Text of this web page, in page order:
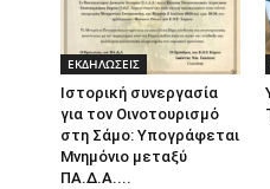
ΕΚΔΗΛΩΣΕΙΣ
Ιστορική συνεργασία
για τον Οινοτουρισμό
στη Σάμο: Υπογράφεται
Μνημόνιο μεταξύ
ΠΑ.Δ.Α....